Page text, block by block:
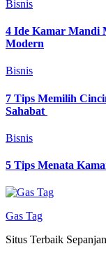
Bisnis
4 Ide Kamar Mandi
Modern
Bisnis
7 Tips Memilih
Sahabat
Bisnis
5 Tips Menata
Gas Tag
Situs Terbaik